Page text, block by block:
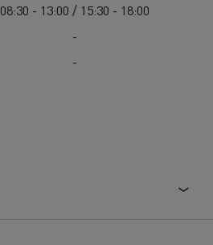
08:30 - 13:00 / 15:30 - 18:00
-
-